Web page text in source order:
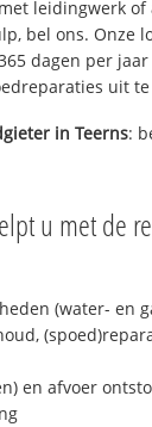
leidingwerk of
bel ons. Onze
dagen per
uit te
inTeerns:
u met de
(water- en
en afvoer